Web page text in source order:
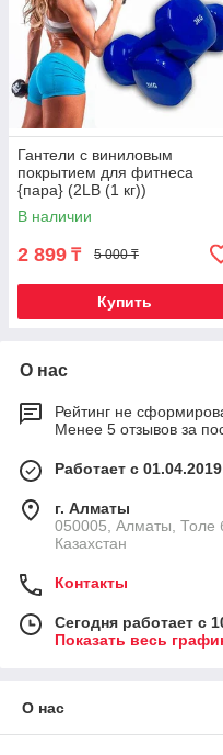
Гантели с виниловым
покрытием для фитнеса
{пара} (2LB (1 кг))
В наличии
2 899 ₸ 5 000 ₸
Купить
О нас
Рейтинг не
Менее 5 отзывов за
Работает с 01.04.2019
г. Алматы
050005, Алматы, Толе
Казахстан
Контакты
Сегодня работает с
Показать весь
О нас